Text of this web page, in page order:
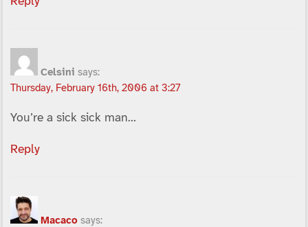
Celsini says:
Thursday, February 16th, 2006 at 3:27
You’re a sick sick man…
Reply
Macaco says: